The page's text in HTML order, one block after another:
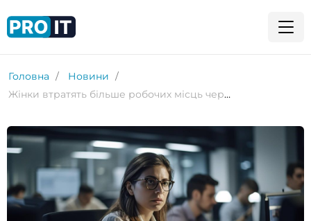
Головна
Новини
Жінки втратять більше робочих місць через ШІ, ніж чоловіки: дослідження